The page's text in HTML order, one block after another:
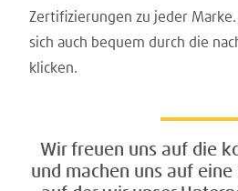
Zertifizierungen zu jeder
sich auch bequem durch die
klicken.
Wir freuen uns auf die
und machen uns auf eine